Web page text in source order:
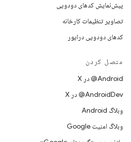
پیش‌نمایش کدهای دودویی
تصاویر تنظیمات کارخانه
کدهای دودویی درایور
متصل کردن
‫‎@Android در X
‫‎@AndroidDev در X
وبلاگ Android
وبلاگ امنیت Google